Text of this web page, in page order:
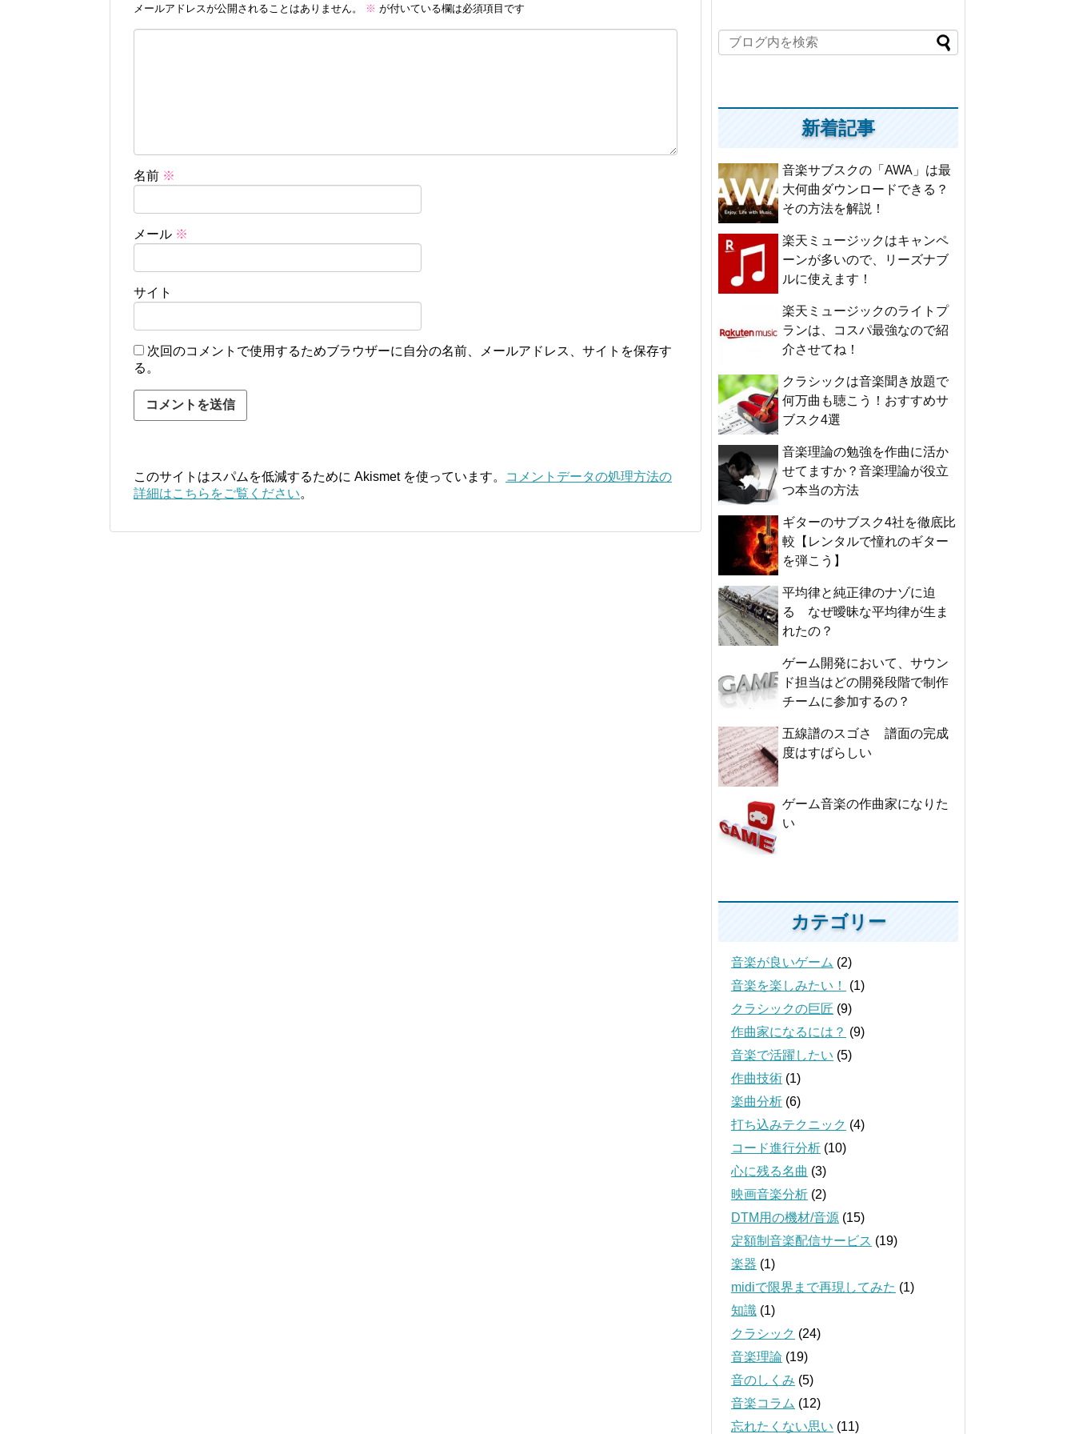
メールアドレスが公開されることはありません。 ※ が付いている欄は必須項目です
名前 ※
メール ※
サイト
次回のコメントで使用するためブラウザーに自分の名前、メールアドレス、サイトを保存す
る。
このサイトはスパムを低減するために Akismet を使っています。
コメントデータの処理方法の
詳細はこちらをご覧ください。
新着記事
音楽サブスクの「AWA」は最
大何曲ダウンロードできる？
その方法を解説！
楽天ミュージックはキャンペ
ーンが多いので、リーズナブ
ルに使えます！
楽天ミュージックのライトプ
ランは、コスパ最強なので紹
介させてね！
クラシックは音楽聞き放題で
何万曲も聴こう！おすすめサ
ブスク4選
音楽理論の勉強を作曲に活か
せてますか？音楽理論が役立
つ本当の方法
ギターのサブスク4社を徹底比
較【レンタルで憧れのギター
を弾こう】
平均律と純正律のナゾに迫
る なぜ曖昧な平均律が生ま
れたの？
ゲーム開発において、サウン
ド担当はどの開発段階で制作
チームに参加するの？
五線譜のスゴさ 譜面の完成
度はすばらしい
ゲーム音楽の作曲家になりた
い
カテゴリー
音楽が良いゲーム (2)
音楽を楽しみたい！
(1)
クラシックの巨匠 (9)
作曲家になるには？ (9)
音楽で活躍したい (5)
作曲技術 (1)
楽曲分析 (6)
打ち込みテクニック (4)
コード進行分析 (10)
心に残る名曲 (3)
映画音楽分析 (2)
DTM用の機材/音源 (15)
定額制音楽配信サービス (19)
楽器 (1)
midiで限界まで再現してみた (1)
知識 (1)
クラシック (24)
音楽理論 (19)
音のしくみ (5)
音楽コラム (12)
忘れたくない思い (11)